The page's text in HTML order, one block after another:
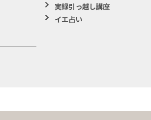
実録引っ越し講座
イエ占い